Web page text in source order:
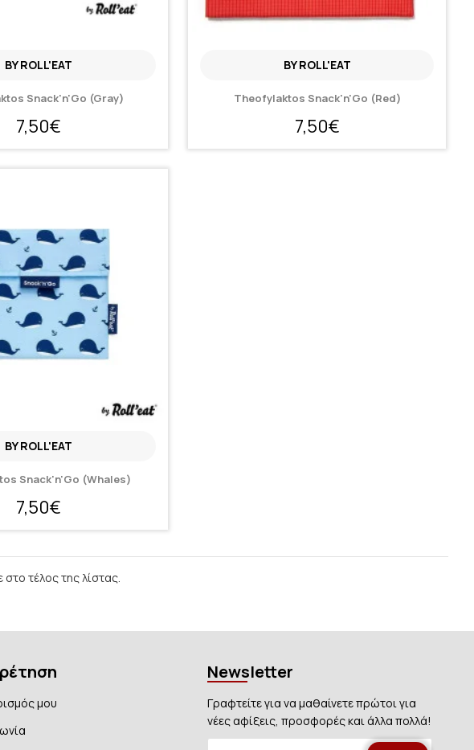
BY ROLL'EAT
Snack'n'Go (Gray)
7,50€
BY ROLL'EAT
Theofylaktos Snack'n'Go (Red)
7,50€
BY ROLL'EAT
Snack'n'Go (Whales)
7,50€
τέλος της λίστας.
μου
Newsletter
Γραφτείτε για να μαθαίνετε πρώτοι για
νέες αφίξεις, προσφορές και άλλα πολλά!